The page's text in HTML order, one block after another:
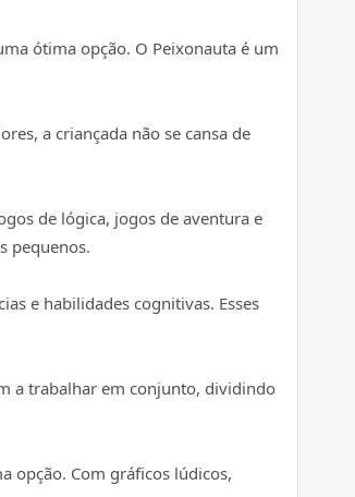
ótima opção. O Peixonauta é um
a criançada não se cansa de
de lógica, jogos de aventura e
pequenos.
e habilidades cognitivas. Esses
a trabalhar em conjunto, dividindo
opção. Com gráficos lúdicos,